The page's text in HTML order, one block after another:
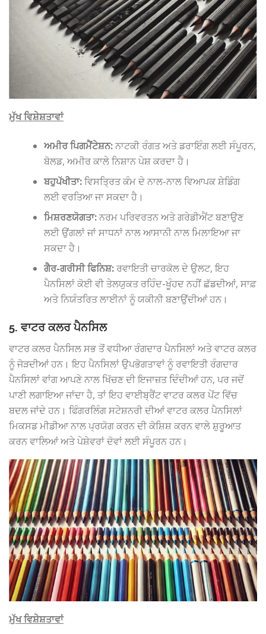
ਮੁੱਖ ਵਿਸ਼ੇਸ਼ਤਾਵਾਂ
ਅਮੀਰ ਪਿਗਮੈਂਟੇਸ਼ਨ:ਨਾਟਕੀ ਰੰਗਤ ਅਤੇ ਡਰਾਇੰਗ ਲਈ ਸੰਪੂਰਨ,
ਬੋਲਡ, ਅਮੀਰ ਕਾਲੇ ਨਿਸ਼ਾਨ ਪੇਸ਼ ਕਰਦਾ ਹੈ।
ਬਹੁਪੱਖੀਤਾ:ਵਿਸਤ੍ਰਿਤ ਕੰਮ ਦੇ ਨਾਲ-ਨਾਲ ਵਿਆਪਕ ਸ਼ੇਡਿੰਗ
ਲਈ ਵਰਤਿਆ ਜਾ ਸਕਦਾ ਹੈ।
ਮਿਸ਼ਰਣਯੋਗਤਾ:ਨਰਮ ਪਰਿਵਰਤਨ ਅਤੇ ਗਰੇਡੀਐਂਟ ਬਣਾਉਣ
ਲਈ ਉਂਗਲਾਂ ਜਾਂ ਸਾਧਨਾਂ ਨਾਲ ਆਸਾਨੀ ਨਾਲ ਮਿਲਾਇਆ ਜਾ
ਸਕਦਾ ਹੈ।
ਗੈਰ-ਗਰੀਸੀ ਫਿਨਿਸ਼:ਰਵਾਇਤੀ ਚਾਰਕੋਲ ਦੇ ਉਲਟ, ਇਹ
ਪੈਨਸਿਲਾਂ ਕੋਈ ਵੀ ਤੇਲਯੁਕਤ ਰਹਿੰਦ-ਖੂੰਹਦ ਨਹੀਂ ਛੱਡਦੀਆਂ, ਸਾਫ਼
ਅਤੇ ਨਿਯੰਤਰਿਤ ਲਾਈਨਾਂ ਨੂੰ ਯਕੀਨੀ ਬਣਾਉਂਦੀਆਂ ਹਨ।
5. ਵਾਟਰ ਕਲਰ ਪੈਨਸਿਲ
ਵਾਟਰ ਕਲਰ ਪੈਨਸਿਲ ਸਭ ਤੋਂ ਵਧੀਆ ਰੰਗਦਾਰ ਪੈਨਸਿਲਾਂ ਅਤੇ ਵਾਟਰ ਕਲਰ
ਨੂੰ ਜੋੜਦੀਆਂ ਹਨ। ਇਹ ਪੈਨਸਿਲਾਂ ਉਪਭੋਗਤਾਵਾਂ ਨੂੰ ਰਵਾਇਤੀ ਰੰਗਦਾਰ
ਪੈਨਸਿਲਾਂ ਵਾਂਗ ਆਪਣੇ ਨਾਲ ਖਿੱਚਣ ਦੀ ਇਜਾਜ਼ਤ ਦਿੰਦੀਆਂ ਹਨ, ਪਰ ਜਦੋਂ
ਪਾਣੀ ਲਗਾਇਆ ਜਾਂਦਾ ਹੈ, ਤਾਂ ਇਹ ਵਾਈਬ੍ਰੈਂਟ ਵਾਟਰ ਕਲਰ ਪੇਂਟ ਵਿੱਚ
ਬਦਲ ਜਾਂਦੇ ਹਨ। ਫਿੰਗਰਲਿੰਗ ਸਟੇਸ਼ਨਰੀ ਦੀਆਂ ਵਾਟਰ ਕਲਰ ਪੈਨਸਿਲਾਂ
ਮਿਕਸਡ ਮੀਡੀਆ ਨਾਲ ਪ੍ਰਯੋਗ ਕਰਨ ਦੀ ਕੋਸ਼ਿਸ਼ ਕਰਨ ਵਾਲੇ ਸ਼ੁਰੂਆਤ
ਕਰਨ ਵਾਲਿਆਂ ਅਤੇ ਪੇਸ਼ੇਵਰਾਂ ਦੋਵਾਂ ਲਈ ਸੰਪੂਰਨ ਹਨ।
ਮੁੱਖ ਵਿਸ਼ੇਸ਼ਤਾਵਾਂ